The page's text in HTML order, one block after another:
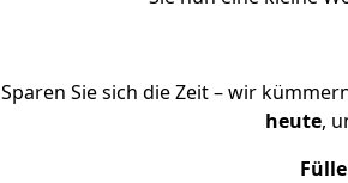
Sparen Sie sich die Zeit – wir
heute,